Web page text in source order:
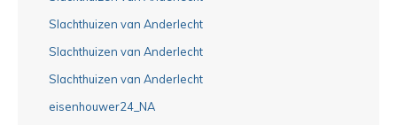
Slachthuizen van Anderlecht
Slachthuizen van Anderlecht
Slachthuizen van Anderlecht
eisenhouwer24_NA